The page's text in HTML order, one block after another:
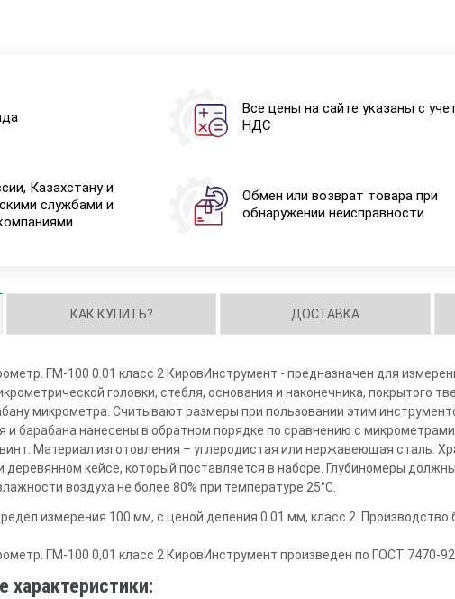
Все цены на сайте указаны с
НДС
Казахстану и
службами и
Обмен или возврат товара при
обнаружении неисправности
КАК КУПИТЬ? ДОСТАВКА
ГМ-100 0.01 класс 2 КировИнструмент - предназначен для
головки, стебля, основания и наконечника, покрытого
микрометра. Считывают размеры при пользовании этим
и барабана нанесены в обратном порядке по сравнению с
Материал изготовления – углеродистая или нержавеющая сталь.
деревянном кейсе, который поставляется в наборе. Глубиномеры
воздуха не более 80% при температуре 25°С.
измерения 100 мм, с ценой деления 0.01 мм, класс 2. Производство
ГМ-100 0,01 класс 2 КировИнструмент произведен по ГОСТ 7470-92.
характеристики: